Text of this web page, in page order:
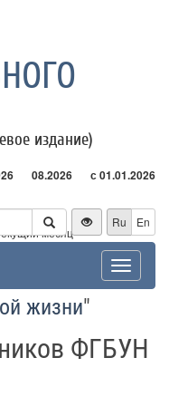
издание)
08.2026 с 01.01.2026
месяц
Ru En
Toggle
жизни"
ФГБУН